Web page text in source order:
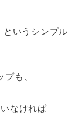
というシンプル
も、
なければ